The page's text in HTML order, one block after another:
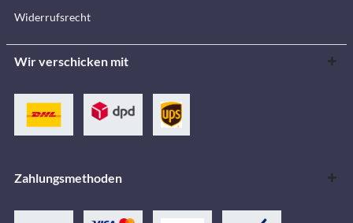
Widerrufsrecht
Wir verschicken mit
Zahlungsmethoden